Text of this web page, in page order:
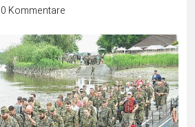
0 Kommentare